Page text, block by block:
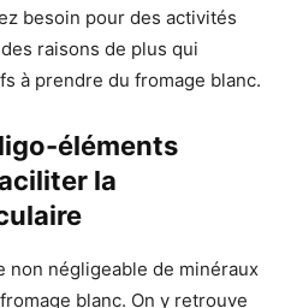
besoin pour des activités
raisons de plus qui
à prendre du fromage blanc.
éléments
la
non négligeable de minéraux
blanc. On y retrouve